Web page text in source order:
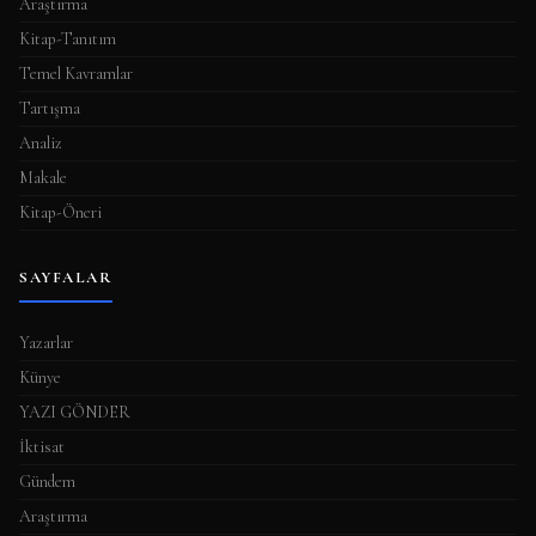
ı
Araştırma
Kitap-Tanıtım
Temel Kavramlar
Tartışma
Analiz
Makale
Kitap-Öneri
SAYFALAR
Yazarlar
Künye
YAZI GÖNDER
İktisat
Gündem
Araştırma